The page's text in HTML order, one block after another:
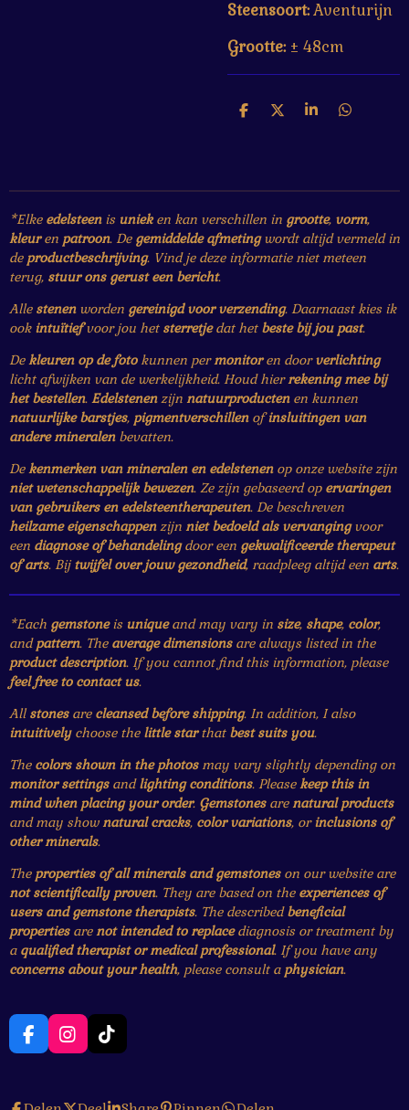
Steensoort:Aventurijn
Grootte: ± 48cm
D
D
S
D
*Elke edelsteenis unieken kan verschillen in grootte, vorm,
kleuren patroon. De gemiddelde afmetingwordt altijd vermeld in
de productbeschrijving. Vind je deze informatie niet meteen
terug, stuur ons gerust een bericht.
Alle stenenworden gereinigd voor verzending. Daarnaast kies ik
ook intuïtiefvoor jou het sterretjedat het beste bij jou past.
Dekleuren op de fotokunnen permonitoren doorverlichting
licht afwijken van de werkelijkheid. Houd hierrekening mee bij
het bestellen. Edelstenenzijn natuurproductenen kunnen
natuurlijke barstjes, pigmentverschillenofinsluitingen van
andere mineralenbevatten.
Dekenmerken van mineralen en edelstenenop onze website zijn
niet wetenschappelijk bewezen. Ze zijn gebaseerd op ervaringen
van gebruikers en edelsteentherapeuten. De beschreven
heilzame eigenschappenzijn niet bedoeld als vervangingvoor
een diagnose of behandelingdoor een gekwalificeerde therapeut
of arts. Bijtwijfel over jouw gezondheid, raadpleeg altijd een arts.
*Each gemstoneis uniqueand may vary in size, shape, color,
andpattern. The average dimensionsare always listed in the
product description. If you cannot find this information, please
feel free to contact us.
Allstonesare cleansed before shipping. In addition, I also
intuitivelychoose the little starthat best suits you.
The colors shown in the photosmay vary slightly depending on
monitor settingsandlighting conditions. Pleasekeep this in
mind when placing your order. Gemstonesarenatural products
and may shownatural cracks, color variations, orinclusions of
other minerals.
The properties of all minerals and gemstoneson our website are
not scientifically proven. They are based on the experiences of
users and gemstone therapists. The describedbeneficial
propertiesarenot intended to replacediagnosis or treatment by
a qualified therapist or medical professional. If you have any
concerns about your health, please consult a physician.
F
a
I
n
T
i